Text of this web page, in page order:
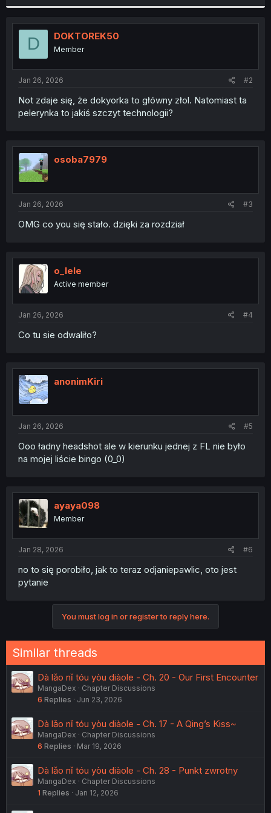
r
D DOKTOREK50
Member
Jan 26, 2026 #2
Not zdaje się, że dokyorka to główny złol. Natomiast ta
pelerynka to jakiś szczyt technologii?
osoba7979
Jan 26, 2026 #3
OMG co you się stało. dzięki za rozdział
o_lele
Active member
Jan 26, 2026 #4
Co tu sie odwaliło?
anonimKiri
Jan 26, 2026 #5
Ooo ładny headshot ale w kierunku jednej z FL nie było
na mojej liście bingo (0_0)
ayaya098
Member
Jan 28, 2026 #6
no to się porobiło, jak to teraz odjaniepawlic, oto jest
pytanie
You must log in or register to reply here.
Similar threads
Dà lǎo nǐ tóu yòu diàole - Ch. 20 - Our First Encounter
MangaDex
Chapter Discussions
6 Replies Jun 23, 2026
Dà lǎo nǐ tóu yòu diàole - Ch. 17 - A Qing’s Kiss~
MangaDex
Chapter Discussions
6 Replies Mar 19, 2026
Dà lǎo nǐ tóu yòu diàole - Ch. 28 - Punkt zwrotny
MangaDex
Chapter Discussions
1 Replies Jan 12, 2026